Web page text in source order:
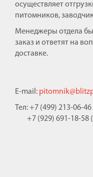
осуществляет
питомников,
Менеджеры отдела
заказ и ответят на
доставке.
E-mail:
Тел: +7 (499) 213-06-46
+7 (929) 691-18-58